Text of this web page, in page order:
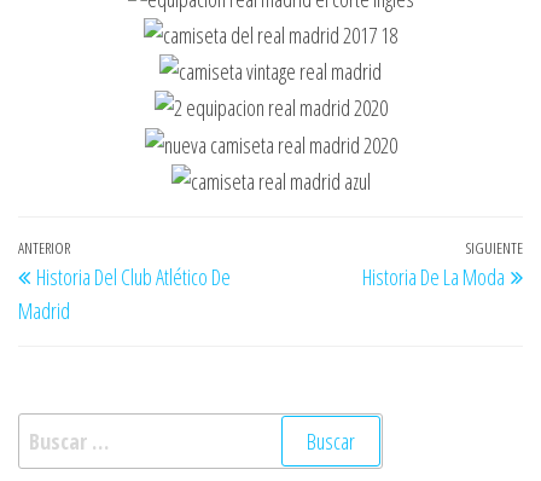
Navegación
de
entradas
Entrada
anterior
ANTERIOR
Historia Del Club Atlético De
Madrid
SIGUIENTE
Historia De La Moda
Buscar: